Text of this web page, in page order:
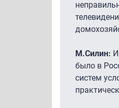
М.Силин:
было в
систем